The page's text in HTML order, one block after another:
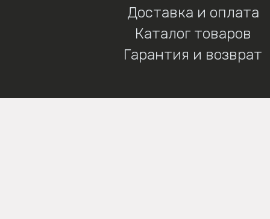
Доставка и оплата
Каталог товаров
Гарантия и возврат